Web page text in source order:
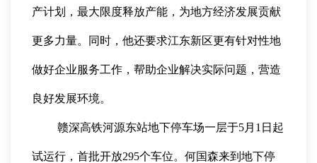
产计划，最大限度释放产能，为地方经济发展贡献
更多力量。同时，他还要求江东新区更有针对性地
做好企业服务工作，帮助企业解决实际问题，营造
良好发展环境。
赣深高铁河源东站地下停车场一层于5月1日起
试运行，首批开放295个车位。何国森来到地下停